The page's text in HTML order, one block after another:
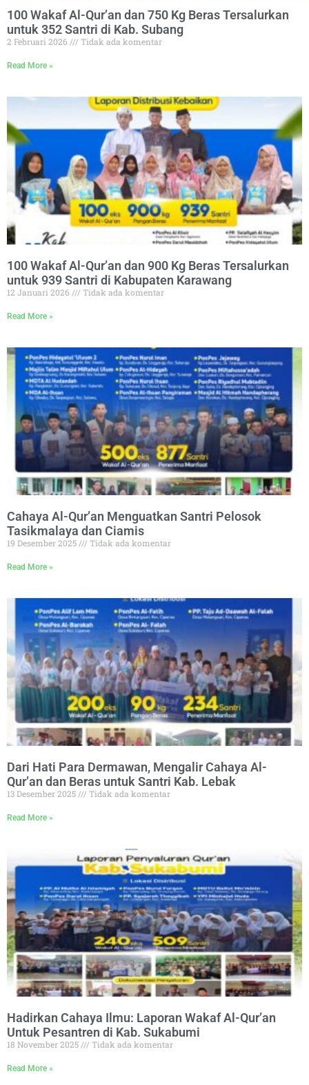
100 Wakaf Al-Qur’an dan 750 Kg Beras Tersalurkan
untuk 352 Santri di Kab. Subang
2 Februari 2026 Tidak ada komentar
Read More »
100 Wakaf Al-Qur’an dan 900 Kg Beras Tersalurkan
untuk 939 Santri di Kabupaten Karawang
12 Januari 2026 Tidak ada komentar
Read More »
Cahaya Al-Qur’an Menguatkan Santri Pelosok
Tasikmalaya dan Ciamis
19 Desember 2025 Tidak ada komentar
Read More »
Dari Hati Para Dermawan, Mengalir Cahaya Al-
Qur’an dan Beras untuk Santri Kab. Lebak
13 Desember 2025 Tidak ada komentar
Read More »
Hadirkan Cahaya Ilmu: Laporan Wakaf Al-Qur’an
Untuk Pesantren di Kab. Sukabumi
18 November 2025 Tidak ada komentar
Read More »